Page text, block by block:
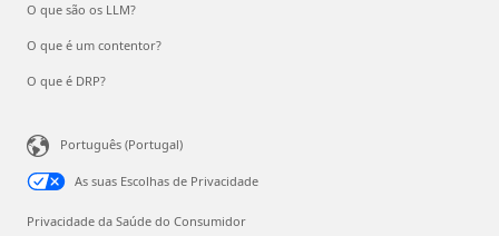
O que são os LLM?
O que é um contentor?
O que é DRP?
Português (Portugal)
As suas Escolhas de Privacidade
Privacidade da Saúde do Consumidor